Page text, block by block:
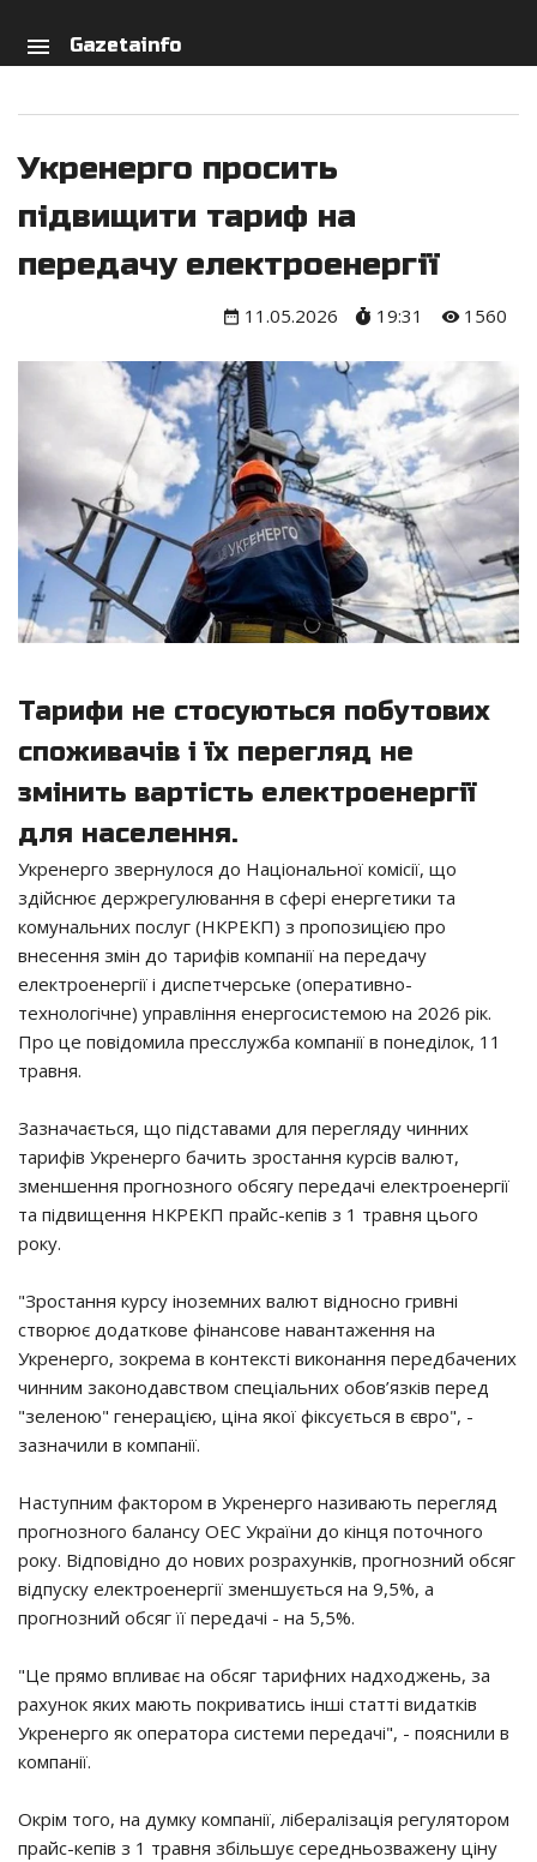
menu Gazetainfo
Укренерго просить
підвищити тариф на
передачу електроенергії
11.05.2026 19:31 1560
Тарифи не стосуються побутових
споживачів і їх перегляд не
змінить вартість електроенергії
для населення.
Укренерго звернулося до Національної комісії, що
здійснює держрегулювання в сфері енергетики та
комунальних послуг (НКРЕКП) з пропозицією про
внесення змін до тарифів компанії на передачу
електроенергії і диспетчерське (оперативно-
технологічне) управління енергосистемою на 2026 рік.
Про це повідомила пресслужба компанії в понеділок, 11
травня.
Зазначається, що підставами для перегляду чинних
тарифів Укренерго бачить зростання курсів валют,
зменшення прогнозного обсягу передачі електроенергії
та підвищення НКРЕКП прайс-кепів з 1 травня цього
року.
"Зростання курсу іноземних валют відносно гривні
створює додаткове фінансове навантаження на
Укренерго, зокрема в контексті виконання передбачених
чинним законодавством спеціальних обов’язків перед
"зеленою" генерацією, ціна якої фіксується в євро", -
зазначили в компанії.
Наступним фактором в Укренерго називають перегляд
прогнозного балансу ОЕС України до кінця поточного
року. Відповідно до нових розрахунків, прогнозний обсяг
відпуску електроенергії зменшується на 9,5%, а
прогнозний обсяг її передачі - на 5,5%.
"Це прямо впливає на обсяг тарифних надходжень, за
рахунок яких мають покриватись інші статті видатків
Укренерго як оператора системи передачі", - пояснили в
компанії.
Окрім того, на думку компанії, лібералізація регулятором
прайс-кепів з 1 травня збільшує середньозважену ціну